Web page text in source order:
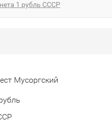
1 рубль СССР
Мусоргский